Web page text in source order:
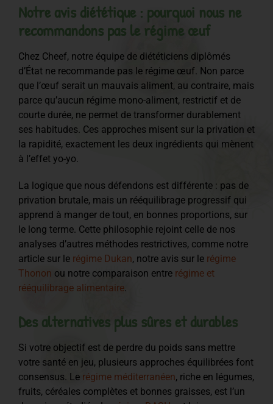
Notre avis diététique : pourquoi nous ne
recommandons pas le régime œuf
Chez Cheef, notre équipe de diététiciens diplômés
d’État ne recommande pas le régime œuf. Non parce
que l’œuf serait un mauvais aliment, au contraire, mais
parce qu’aucun régime mono-aliment, restrictif et de
courte durée, ne permet de transformer durablement
ses habitudes. Ces approches misent sur la privation et
la rapidité, exactement les deux ingrédients qui mènent
à l’effet yo-yo.
La logique que nous défendons est différente : pas de
privation brutale, mais un rééquilibrage progressif qui
apprend à manger de tout, en bonnes proportions, sur
le long terme. Cette philosophie rejoint celle de nos
analyses d’autres méthodes restrictives, comme notre
article sur le régime Dukan, notre avis sur le régime
Thonon ou notre comparaison entre régime et
rééquilibrage alimentaire
Des alternatives plus sûres et durables
Si votre objectif est de perdre du poids sans mettre
votre santé en jeu, plusieurs approches équilibrées font
consensus. Le régime méditerranéen, riche en légumes,
fruits, céréales complètes et bonnes graisses, est l’un